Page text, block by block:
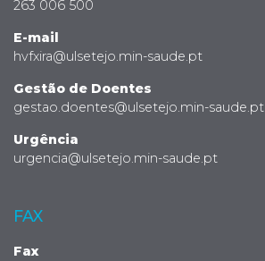
263 006 500
E-mail
hvfxira@ulsetejo.min-saude.pt
Gestão de Doentes
gestao.doentes@ulsetejo.min-saude.pt
Urgência
urgencia@ulsetejo.min-saude.pt
FAX
Fax